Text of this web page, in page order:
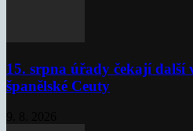
15. srpna úřady čekají
španělské Ceuty